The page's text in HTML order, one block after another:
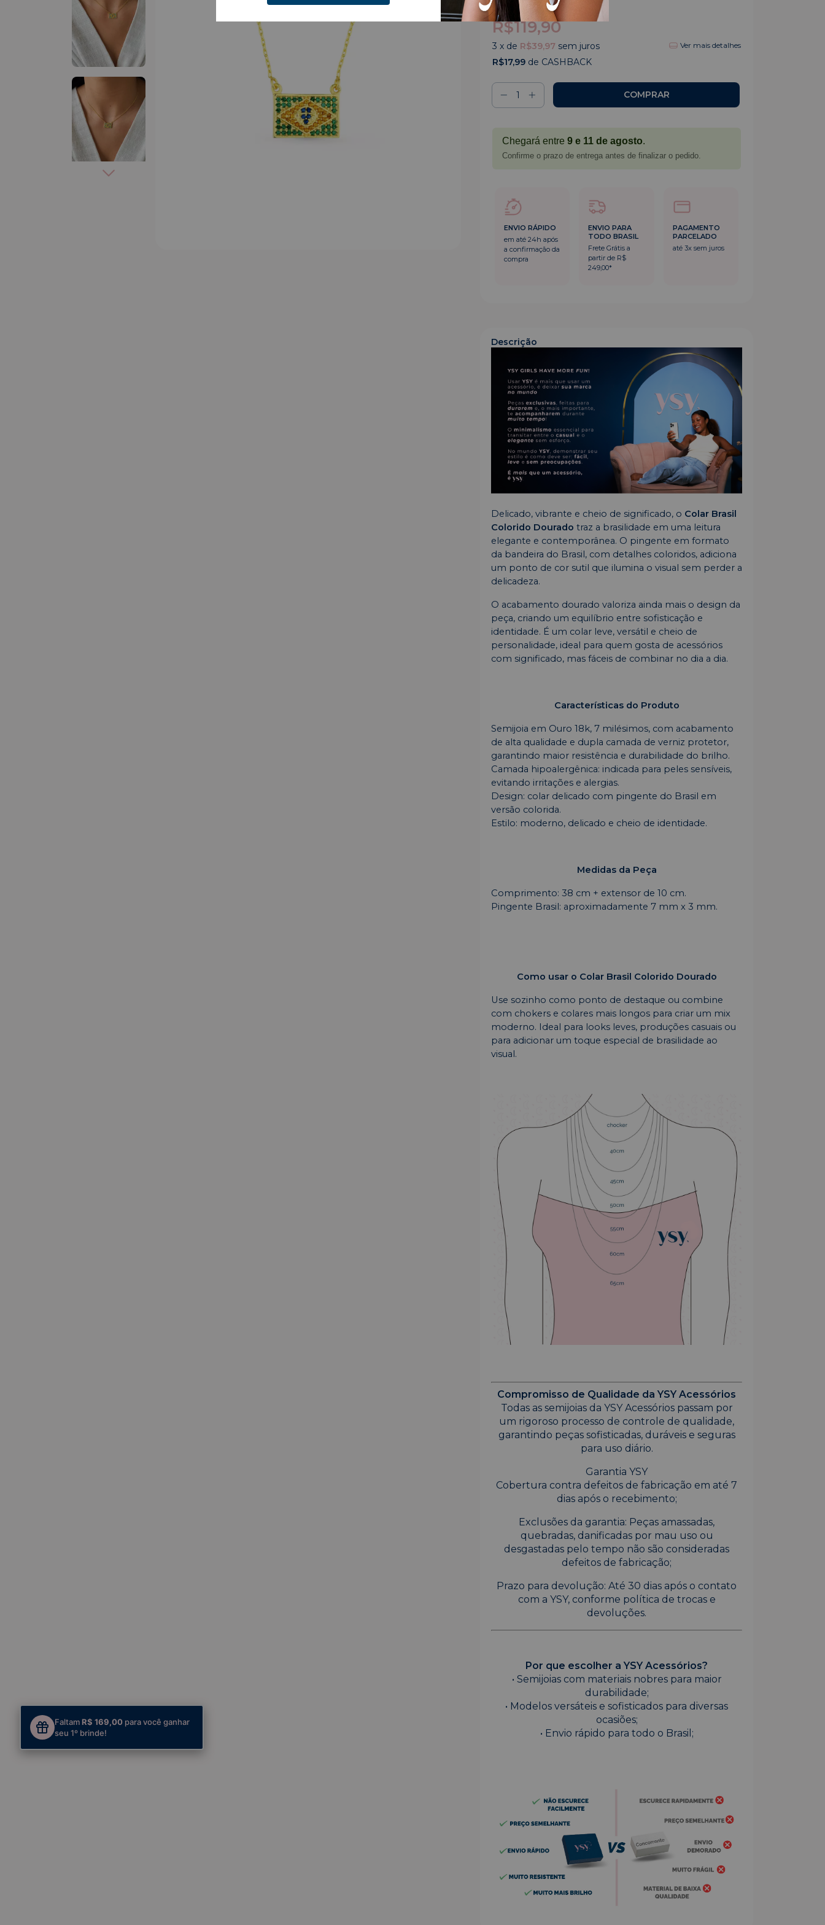
(1)
R$119,90
3 x de R$39,97 sem juros Ver mais detalhes
R$17,99 de CASHBACK
Chegará entre 9 e 11 de agosto.
Confirme o prazo de entrega antes de finalizar o pedido.
ENVIO RÁPIDO
em até 24h após
a confirmação da
compra
ENVIO PARA
TODO BRASIL
Frete Grátis a
partir de R$
249,00*
PAGAMENTO
PARCELADO
até 3x sem juros
Descrição
Delicado, vibrante e cheio de significado, o Colar Brasil
Colorido Dourado traz a brasilidade em uma leitura
elegante e contemporânea. O pingente em formato
da bandeira do Brasil, com detalhes coloridos, adiciona
um ponto de cor sutil que ilumina o visual sem perder a
delicadeza.
O acabamento dourado valoriza ainda mais o design da
peça, criando um equilíbrio entre sofisticação e
identidade. É um colar leve, versátil e cheio de
personalidade, ideal para quem gosta de acessórios
com significado, mas fáceis de combinar no dia a dia.
Características do Produto
Semijoia em Ouro 18k, 7 milésimos, com acabamento
de alta qualidade e dupla camada de verniz protetor,
garantindo maior resistência e durabilidade do brilho.
Camada hipoalergênica: indicada para peles sensíveis,
evitando irritações e alergias.
Design: colar delicado com pingente do Brasil em
versão colorida.
Estilo: moderno, delicado e cheio de identidade.
Medidas da Peça
Comprimento: 38 cm + extensor de 10 cm.
Pingente Brasil: aproximadamente 7 mm x 3 mm.
Como usar o Colar Brasil Colorido Dourado
Use sozinho como ponto de destaque ou combine
com chokers e colares mais longos para criar um mix
moderno. Ideal para looks leves, produções casuais ou
para adicionar um toque especial de brasilidade ao
visual.
Compromisso de Qualidade da YSY Acessórios
Todas as semijoias da YSY Acessórios passam por
um rigoroso processo de controle de qualidade,
garantindo peças sofisticadas, duráveis e seguras
para uso diário.
Garantia YSY
Cobertura contra defeitos de fabricação em até 7
dias após o recebimento;
Exclusões da garantia: Peças amassadas,
quebradas, danificadas por mau uso ou
desgastadas pelo tempo não são consideradas
defeitos de fabricação;
Prazo para devolução: Até 30 dias após o contato
com a YSY, conforme política de trocas e
devoluções.
Por que escolher a YSY Acessórios?
• Semijoias com materiais nobres para maior
durabilidade;
• Modelos versáteis e sofisticados para diversas
ocasiões;
• Envio rápido para todo o Brasil;
FaltamR$ 169,00 para você ganhar
seu 1º brinde!